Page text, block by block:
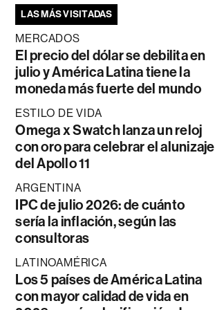
LAS MÁS VISITADAS
MERCADOS
El precio del dólar se debilita en
julio y América Latina tiene la
moneda más fuerte del mundo
ESTILO DE VIDA
Omega x Swatch lanza un reloj
con oro para celebrar el alunizaje
del Apollo 11
ARGENTINA
IPC de julio 2026: de cuánto
sería la inflación, según las
consultoras
LATINOAMÉRICA
Los 5 países de América Latina
con mayor calidad de vida en